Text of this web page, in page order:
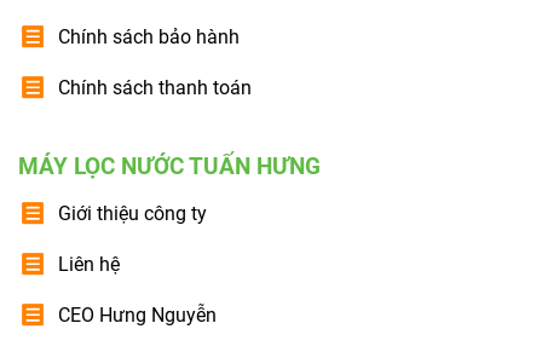
Chính sách bảo hành
Chính sách thanh toán
MÁY LỌC NƯỚC TUẤN HƯNG
Giới thiệu công ty
Liên hệ
CEO Hưng Nguyễn